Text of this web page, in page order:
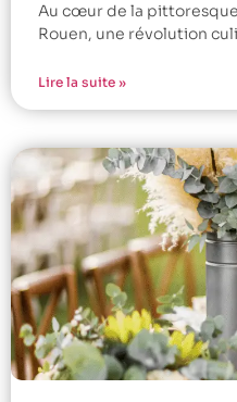
Au cœur de la
Rouen, une révolution
Lire la suite »